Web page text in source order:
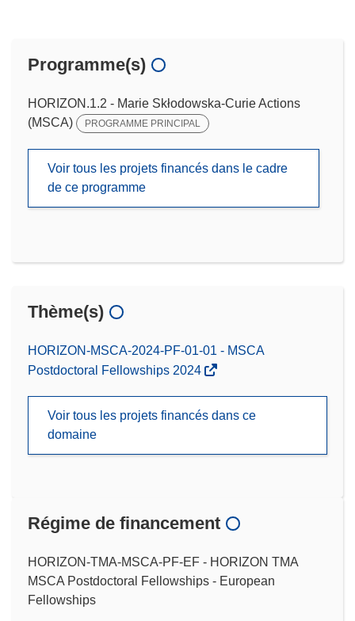
Programme(s)
HORIZON.1.2 - Marie Skłodowska-Curie Actions
(MSCA)
PROGRAMME PRINCIPAL
Voir tous les projets financés dans le cadre
de ce programme
Thème(s)
HORIZON-MSCA-2024-PF-01-01 - MSCA
Postdoctoral Fellowships 2024
Voir tous les projets financés dans ce
domaine
Régime de financement
HORIZON-TMA-MSCA-PF-EF - HORIZON TMA
MSCA Postdoctoral Fellowships - European
Fellowships